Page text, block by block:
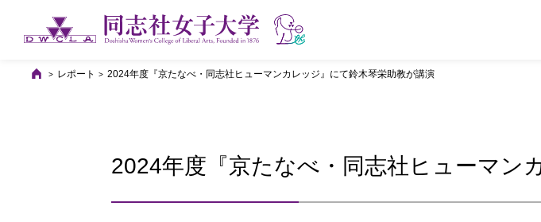
レポート 2024年度『京たなべ・同志社ヒューマンカレッジ』にて鈴木琴栄助教が講演
2024年度『京たなべ・同志社ヒューマン